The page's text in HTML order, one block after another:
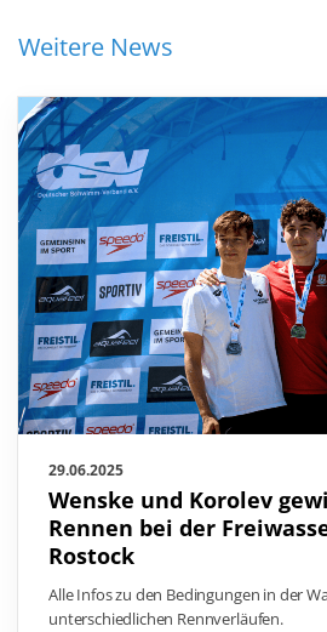
Weitere News
29.06.2025
Wenske und Korolev
Rennen bei der
Rostock
Alle Infos zu den Bedingungen in der
unterschiedlichen Rennverläufen.